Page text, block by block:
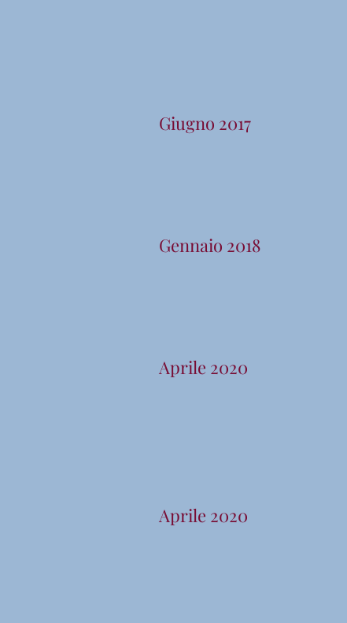
Giugno 2017
Gennaio 2018
Aprile 2020
Aprile 2020